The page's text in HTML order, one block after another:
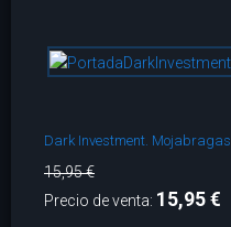
Dark Investment. Mojabragas
15,95 €
Precio de venta: 15,95 €